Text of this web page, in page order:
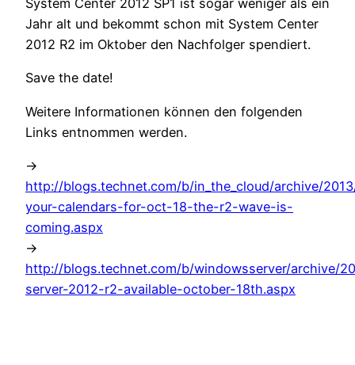
System Center 2012 SP1 ist sogar weniger als ein
Jahr alt und bekommt schon mit System Center
2012 R2 im Oktober den Nachfolger spendiert.
Save the date!
Weitere Informationen können den folgenden
Links entnommen werden.
->
http://blogs.technet.com/b/in_the_cloud/archive/
your-calendars-for-oct-18-the-r2-wave-is-
coming.aspx
->
http://blogs.technet.com/b/windowsserver/archive/
server-2012-r2-available-october-18th.aspx